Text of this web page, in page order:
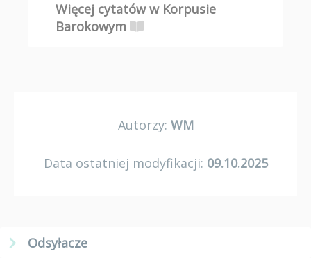
Więcej cytatów w Korpusie
Barokowym
Autorzy: WM
Data ostatniej modyfikacji: 09.10.2025
Odsyłacze